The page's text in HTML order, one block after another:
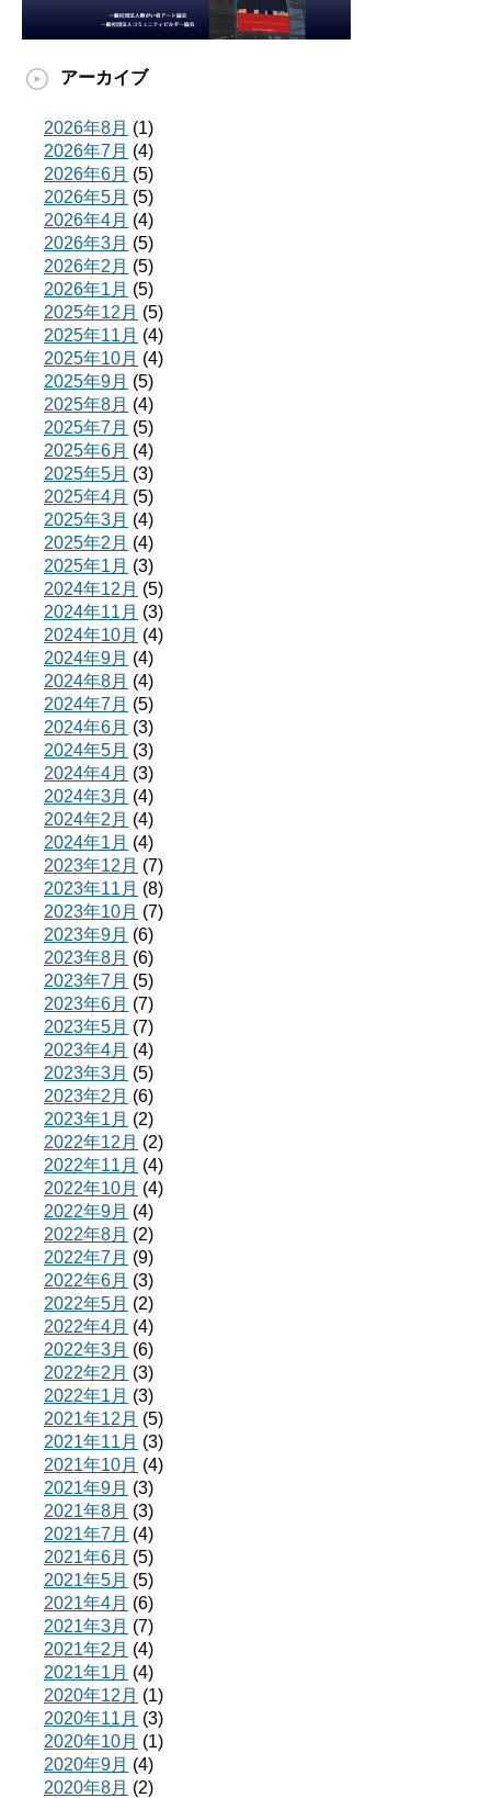
アーカイブ
2026年8月 (1)
2026年7月 (4)
2026年6月 (5)
2026年5月 (5)
2026年4月 (4)
2026年3月 (5)
2026年2月 (5)
2026年1月 (5)
2025年12月 (5)
2025年11月 (4)
2025年10月 (4)
2025年9月 (5)
2025年8月 (4)
2025年7月 (5)
2025年6月 (4)
2025年5月 (3)
2025年4月 (5)
2025年3月 (4)
2025年2月 (4)
2025年1月 (3)
2024年12月 (5)
2024年11月 (3)
2024年10月 (4)
2024年9月 (4)
2024年8月 (4)
2024年7月 (5)
2024年6月 (3)
2024年5月 (3)
2024年4月 (3)
2024年3月 (4)
2024年2月 (4)
2024年1月 (4)
2023年12月 (7)
2023年11月 (8)
2023年10月 (7)
2023年9月 (6)
2023年8月 (6)
2023年7月 (5)
2023年6月 (7)
2023年5月 (7)
2023年4月 (4)
2023年3月 (5)
2023年2月 (6)
2023年1月 (2)
2022年12月 (2)
2022年11月 (4)
2022年10月 (4)
2022年9月 (4)
2022年8月 (2)
2022年7月 (9)
2022年6月 (3)
2022年5月 (2)
2022年4月 (4)
2022年3月 (6)
2022年2月 (3)
2022年1月 (3)
2021年12月 (5)
2021年11月 (3)
2021年10月 (4)
2021年9月 (3)
2021年8月 (3)
2021年7月 (4)
2021年6月 (5)
2021年5月 (5)
2021年4月 (6)
2021年3月 (7)
2021年2月 (4)
2021年1月 (4)
2020年12月 (1)
2020年11月 (3)
2020年10月 (1)
2020年9月 (4)
2020年8月 (2)